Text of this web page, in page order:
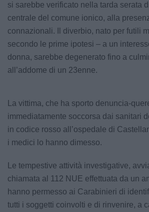
si sarebbe verificato nella tarda serata
centrale del comune ionico, alla
connazionali. Il diverbio, nato per futili
secondo le prime ipotesi – a un
donna, sarebbe degenerato fino a
all’addome di un 23enne.
La vittima, che ha sporto denuncia-
immediatamente soccorsa dai sanitari
in codice rosso all’ospedale di
i medici lo hanno dimesso.
Le tempestive attività investigative,
chiamata al 112 NUE effettuata da un
hanno permesso ai Carabinieri di
tutti i soggetti coinvolti e di rinvenire, a